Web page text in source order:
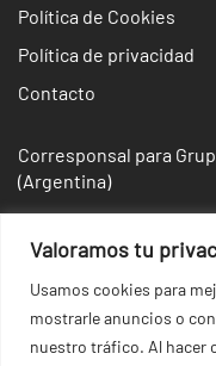
Valoramos tu
Usamos cookies para
mostrarle anuncios o
nuestro tráfico. Al hacer
Política de Cookies
Política de privacidad
Contacto
Corresponsal para
(Argentina)